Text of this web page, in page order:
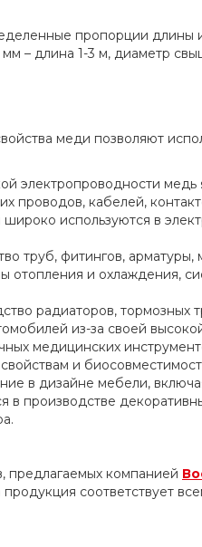
пропорции
– длина 1-3 м, диаметр
меди позволяют
электропроводности
проводов, кабелей,
используются в
труб, фитингов, арматуры,
отопления и охлаждения,
радиаторов, тормозных
из-за своей
медицинских
и
в дизайне мебели,
производстве
предлагаемых компанией
соответствует